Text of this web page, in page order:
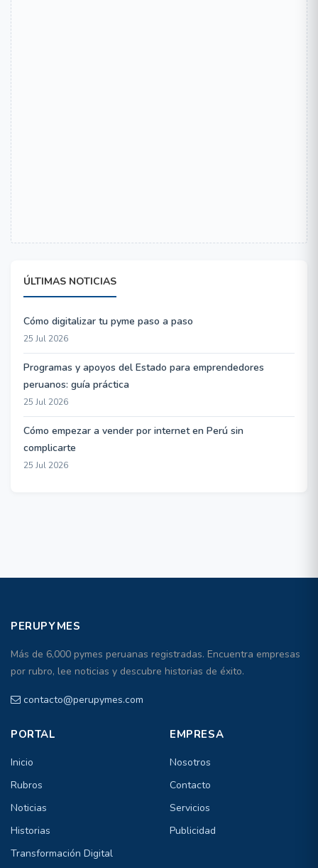
ÚLTIMAS NOTICIAS
Cómo digitalizar tu pyme paso a paso
25 Jul 2026
Programas y apoyos del Estado para emprendedores
peruanos: guía práctica
25 Jul 2026
Cómo empezar a vender por internet en Perú sin
complicarte
25 Jul 2026
PERUPYMES
Más de 6,000 pymes peruanas registradas. Encuentra empresas
por rubro, lee noticias y descubre historias de éxito.
contacto@perupymes.com
PORTAL
Inicio
Rubros
Noticias
Historias
Transformación Digital
EMPRESA
Nosotros
Contacto
Servicios
Publicidad